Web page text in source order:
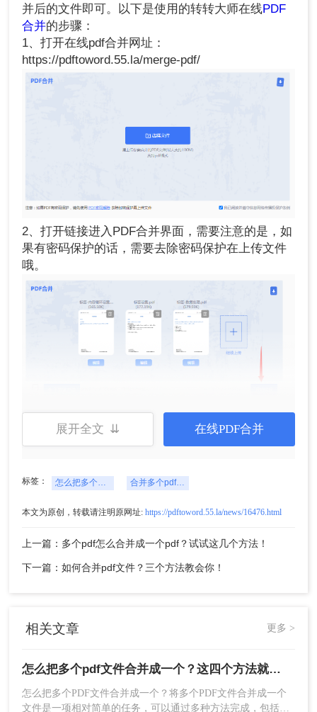
并后的文件即可。以下是使用的转转大师在线PDF
合并的步骤：
1、打开在线pdf合并网址：
https://pdftoword.55.la/merge-pdf/
2、打开链接进入PDF合并界面，需要注意的是，如
果有密码保护的话，需要去除密码保护在上传文件
哦。
3、上传需要合并的PDF文件，然后点击开始转换即
4、合并成功，点击立即下载就完成了。
方法三：使用转转大师PDF转换器
第三种方法我们借助一个操作工具来将PDF文件合
展开全文 ⇊ 在线PDF合并
标签： 怎么把多个pdf文件合并成一个 合并多个pdf文档
本文为原创，转载请注明原网址: https://pdftoword.55.la/news/16476.html
上一篇：多个pdf怎么合并成一个pdf？试试这几个方法！
下一篇：如何合并pdf文件？三个方法教会你！
相关文章 更多 >
怎么把多个pdf文件合并成一个？这四个方法就够用啦！
怎么把多个PDF文件合并成一个？将多个PDF文件合并成一个
文件是一项相对简单的任务，可以通过多种方法完成，包括使